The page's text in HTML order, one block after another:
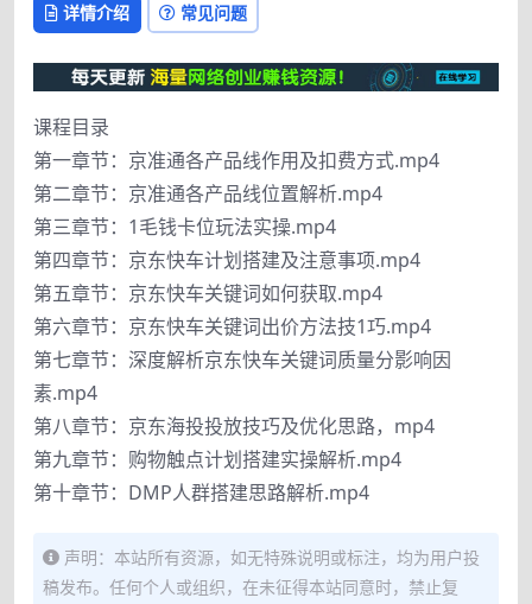
详情介绍 常见问题
课程目录
第一章节：京准通各产品线作用及扣费方式.mp4
第二章节：京准通各产品线位置解析.mp4
第三章节：1毛钱卡位玩法实操.mp4
第四章节：京东快车计划搭建及注意事项.mp4
第五章节：京东快车关键词如何获取.mp4
第六章节：京东快车关键词出价方法技1巧.mp4
第七章节：深度解析京东快车关键词质量分影响因
素.mp4
第八章节：京东海投投放技巧及优化思路，mp4
第九章节：购物触点计划搭建实操解析.mp4
第十章节：DMP人群搭建思路解析.mp4
声明：本站所有资源，如无特殊说明或标注，均为用户投
稿发布。任何个人或组织，在未征得本站同意时，禁止复